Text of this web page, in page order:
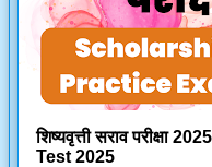
शिष्यवृत्ती सराव परीक्षा
Test 2025